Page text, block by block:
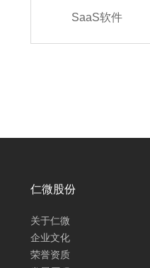
SaaS软件
仁微股份
关于仁微
企业文化
荣誉资质